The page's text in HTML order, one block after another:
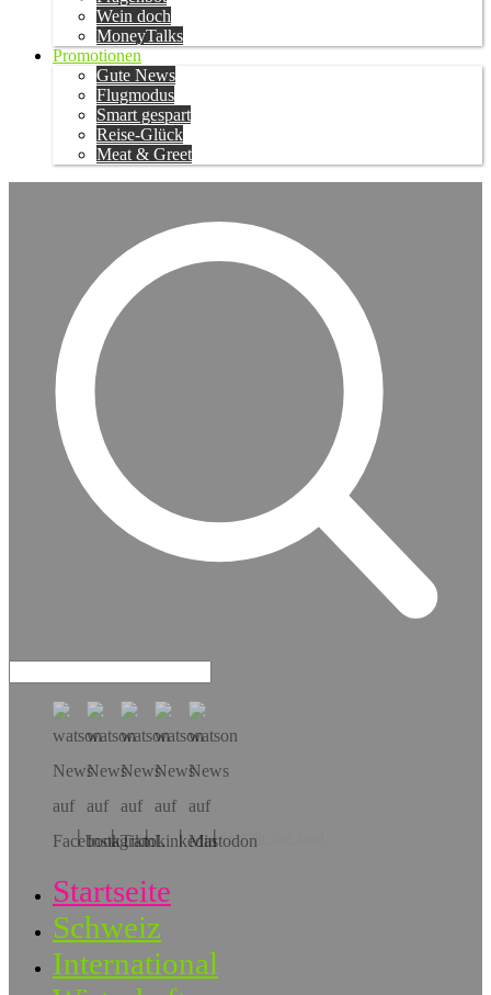
Wein doch
MoneyTalks
Promotionen
Gute News
Flugmodus
Smart gespart
Reise-Glück
Meat & Greet
Hol dir die App!
Startseite
Schweiz
International